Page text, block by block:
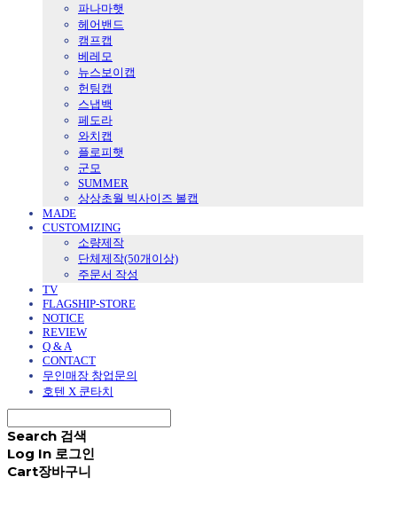
파나마햇
헤어밴드
캠프캡
베레모
뉴스보이캡
헌팅캡
스냅백
페도라
와치캡
플로피햇
군모
SUMMER
상상초월 빅사이즈 볼캡
MADE
CUSTOMIZING
소량제작
단체제작(50개이상)
주문서 작성
TV
FLAGSHIP-STORE
NOTICE
REVIEW
Q & A
CONTACT
무인매장 창업문의
호텐 X 쿤타치
Search 검색
Log In 로그인
Cart장바구니